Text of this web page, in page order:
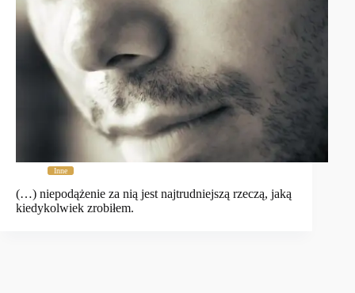
Inne
(…) niepodążenie za nią jest najtrudniejszą rzeczą, jaką
kiedykolwiek zrobiłem.